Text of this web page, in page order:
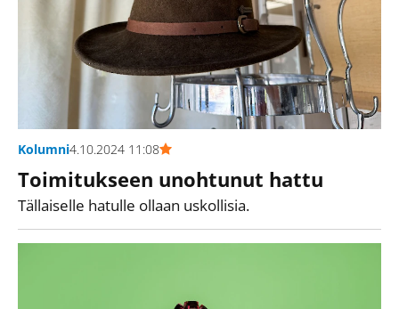
Kolumni4.10.2024 11:08
Toimitukseen unohtunut hattu
Tällaiselle hatulle ollaan uskollisia.